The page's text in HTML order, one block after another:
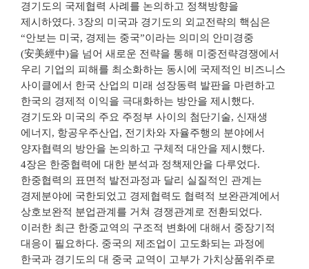
경기도의 국제협력 사례를 논의하고 정책방향을
제시하였다. 3장의 미국과 경기도의 외교전략의 핵심은
“안보는 미국, 경제는 중국”이라는 의미의 안미경중
(安美經中)을 넘어 새로운 전략을 통해 미중전략경쟁에서
우리 기업의 피해를 최소화하는 동시에 국제적인 비즈니스
사이클에서 한국 산업의 미래 성장동력 발판을 마련하고
한국의 경제적 이익을 극대화하는 방안을 제시했다.
경기도와 미국의 주요 주정부 사이의 첨단기술, 신재생
에너지, 항공우주산업, 전기차와 자율주행의 분야에서
양자협력의 방안을 논의하고 구체적 대안을 제시했다.
4장은 한중협력에 대한 분석과 정책제안을 다루었다.
한중협력의 표면적 발전과정과 달리 실질적인 관계는
경제분야에 국한되었고 경제협력도 협력적 보완관계에서
상호보완적 분업관계를 거쳐 경쟁관계로 전환되었다.
이러한 최근 한중교역의 구조적 변화에 대해서 중장기적
대응이 필요하다. 중국의 제조업이 고도화되는 과정에
한국과 경기도의 대 중국 교역이 고부가 가치상품위주로